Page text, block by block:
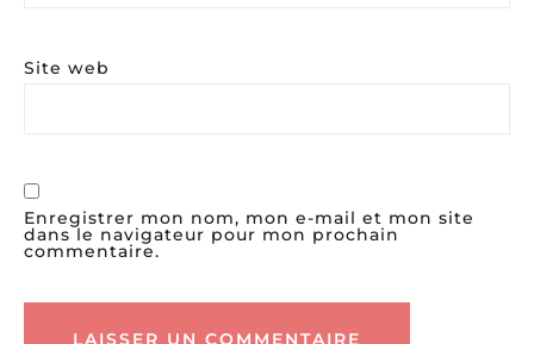
Site web
Enregistrer mon nom, mon e-mail et mon site
dans le navigateur pour mon prochain
commentaire.